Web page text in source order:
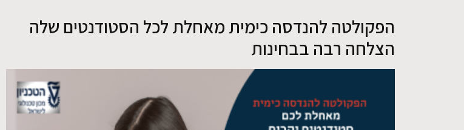
הפקולטה להנדסה כימית מאחלת לכל הסטודנטים שלה
הצלחה רבה בבחינות